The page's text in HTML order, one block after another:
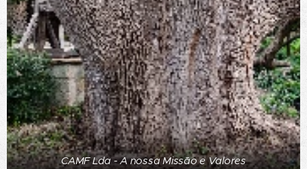
CAMF Lda - A nossa Missão e Valores